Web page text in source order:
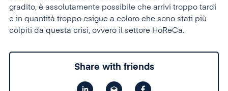
gradito, è assolutamente possibile che arrivi troppo tardi
e in quantità troppo esigue a coloro che sono stati più
colpiti da questa crisi, ovvero il settore HoReCa.
Share with friends